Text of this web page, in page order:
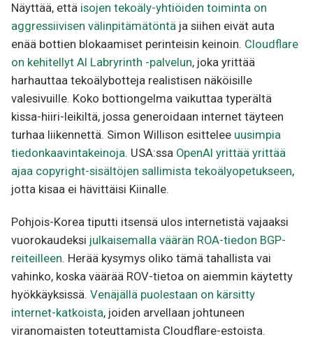
Näyttää, että isojen tekoäly-yhtiöiden toiminta on
aggressiivisen välinpitämätöntä ja siihen eivät auta
enää bottien blokaamiset perinteisin keinoin. Cloudflare
on kehitellyt AI Labryrinth -palvelun, joka yrittää
harhauttaa tekoälybotteja realistisen näköisille
valesivuille. Koko bottiongelma vaikuttaa typerältä
kissa-hiiri-leikiltä, jossa generoidaan internet täyteen
turhaa liikennettä. Simon Willison esittelee uusimpia
tiedonkaavintakeinoja. USA:ssa OpenAI yrittää yrittää
ajaa copyright-sisältöjen sallimista tekoälyopetukseen,
jotta kisaa ei hävittäisi Kiinalle.
Pohjois-Korea tiputti itsensä ulos internetistä vajaaksi
vuorokaudeksi julkaisemalla väärän ROA-tiedon BGP-
reiteilleen. Herää kysymys oliko tämä tahallista vai
vahinko, koska väärää ROV-tietoa on aiemmin käytetty
hyökkäyksissä. Venäjällä puolestaan on kärsitty
internet-katkoista, joiden arvellaan johtuneen
viranomaisten toteuttamista Cloudflare-estoista.